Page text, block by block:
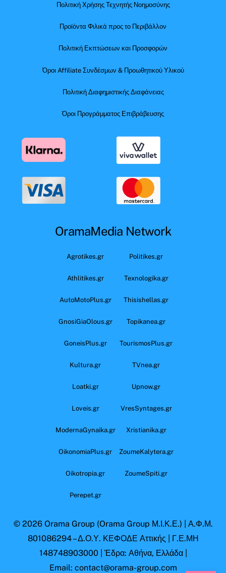
Πολιτική Χρήσης Τεχνητής Νοημοσύνης
Προϊόντα Φιλικά προς το Περιβάλλον
Πολιτική Εκπτώσεων και Προσφορών
Όροι Affiliate Συνδέσμων & Προωθητικού Υλικού
Πολιτική Διαφημιστικής Διαφάνειας
Όροι Προγράμματος Επιβράβευσης
OramaMedia Network
Agrotikes.gr Politikes.gr
Athlitikes.gr Texnologika.gr
AutoMotoPlus.gr Thisishellas.gr
GnosiGiaOlous.gr Topikanea.gr
GoneisPlus.gr TourismosPlus.gr
Kultura.gr TVnea.gr
Loatki.gr Upnow.gr
Loveis.gr VresSyntages.gr
ModernaGynaika.gr Xristianika.gr
OikonomiaPlus.gr ZoumeKalytera.gr
Oikotropia.gr ZoumeSpiti.gr
Perepet.gr
© 2026 Orama Group (Orama Group Μ.Ι.Κ.Ε.) | Α.Φ.Μ.
801086294 – Δ.Ο.Υ. ΚΕΦΟΔΕ Αττικής | Γ.Ε.ΜΗ
148748903000 | Έδρα: Αθήνα, Ελλάδα |
Email: contact@orama-group.com